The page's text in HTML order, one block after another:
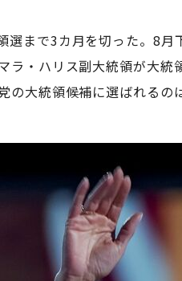
選まで3カ月を切った。8
ラ・ハリス副大統領が大
の大統領候補に選ばれる